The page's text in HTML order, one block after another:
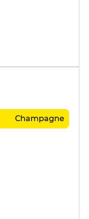
Champagne